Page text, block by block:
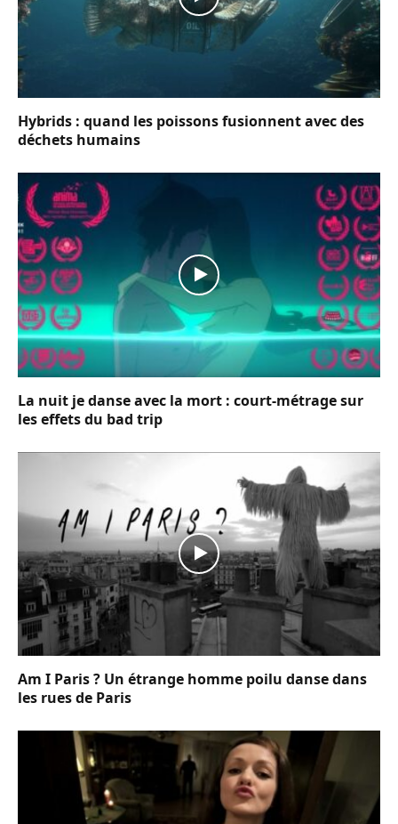
Hybrids : quand les poissons fusionnent avec des
déchets humains
La nuit je danse avec la mort : court-métrage sur
les effets du bad trip
Am I Paris ? Un étrange homme poilu danse dans
les rues de Paris